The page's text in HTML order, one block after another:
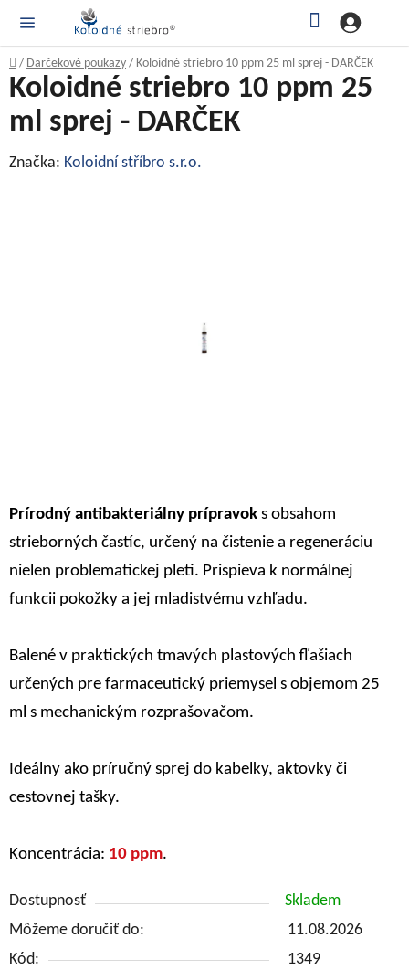
obsah
Domov
/ Darčekové poukazy / Koloidné striebro 10 ppm 25 ml sprej - DARČEK
Prírodný antibakteriálny prípravok s obsahom
strieborných častíc, určený na čistenie a regeneráciu
nielen problematickej pleti. Prispieva k normálnej
funkcii pokožky a jej mladistvému vzhľadu.
Balené v praktických tmavých plastových fľašiach
určených pre farmaceutický priemysel s objemom 25
ml s mechanickým rozprašovačom.
Ideálny ako príručný sprej do kabelky, aktovky či
cestovnej tašky.
Koncentrácia: 10 ppm.
Dostupnosť
Skladem
Môžeme doručiť do:
11.08.2026
Kód:
1349
Koloidné striebro 10 ppm 25
ml sprej - DARČEK
Značka: Koloidní stříbro s.r.o.